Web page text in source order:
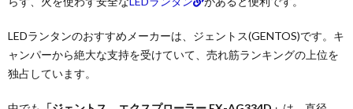
LEDランタンのおすすめメーカーは、ジェントス(GENTOS)です。キ
ャンパーから絶大な支持を受けていて、売れ筋ランキングの上位を
独占しています。